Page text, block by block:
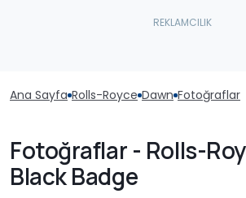
Ana Sayfa Rolls-Royce Dawn Fotoğraflar
Fotoğraflar - Rolls-
Black Badge